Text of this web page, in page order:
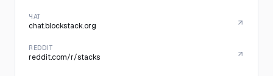
ЧАТ
chat.blockstack.org
REDDIT
reddit.com/r/stacks